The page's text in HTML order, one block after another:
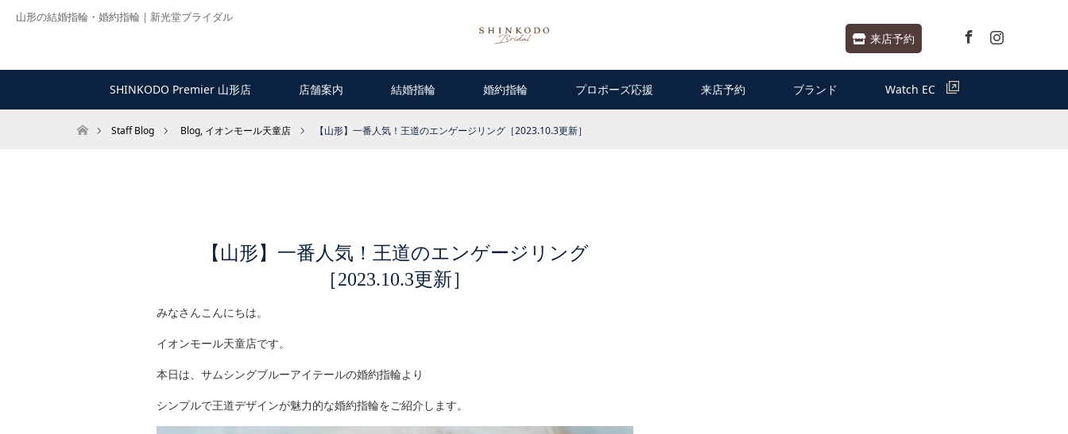
山形の結婚指輪・婚約指輪｜新光堂ブライダル
来店予約
Instagram
SHINKODO Premier 山形店 店舗案内 結婚指輪 婚約指輪 プロポーズ応援 来店予約 ブランド Watch EC
ホームStaff Blog Blog, イオンモール天童店 【山形】一番人気！王道のエンゲージリング［2023.10.3更新］
【山形】一番人気！王道のエンゲージリング
［2023.10.3更新］
みなさんこんにちは。
イオンモール天童店です。
本日は、サムシングブルーアイテールの婚約指輪より
シンプルで王道デザインが魅力的な婚約指輪をご紹介します。